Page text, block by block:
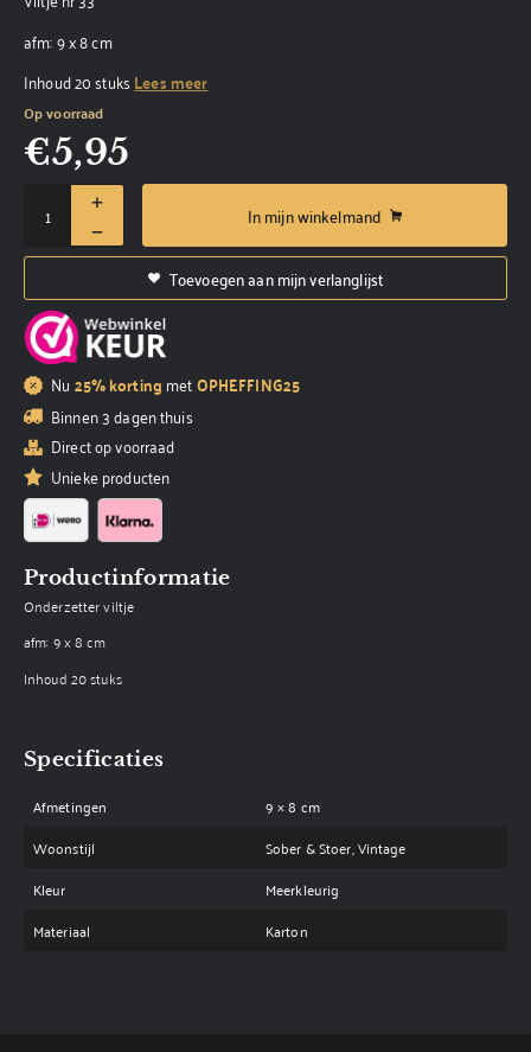
afm: 9 x 8 cm
Inhoud 20 stuks Lees meer
Op voorraad
€5,95
In mijn winkelmand
Toevoegen aan mijn verlanglijst
Nu 25% korting metOPHEFFING25
Binnen 3 dagen thuis
Direct op voorraad
Unieke producten
Productinformatie
Onderzetter viltje
afm: 9 x 8 cm
Inhoud 20 stuks
Specificaties
Afmetingen
9 × 8 cm
Woonstijl
Sober & Stoer, Vintage
Kleur
Meerkleurig
Materiaal
Karton